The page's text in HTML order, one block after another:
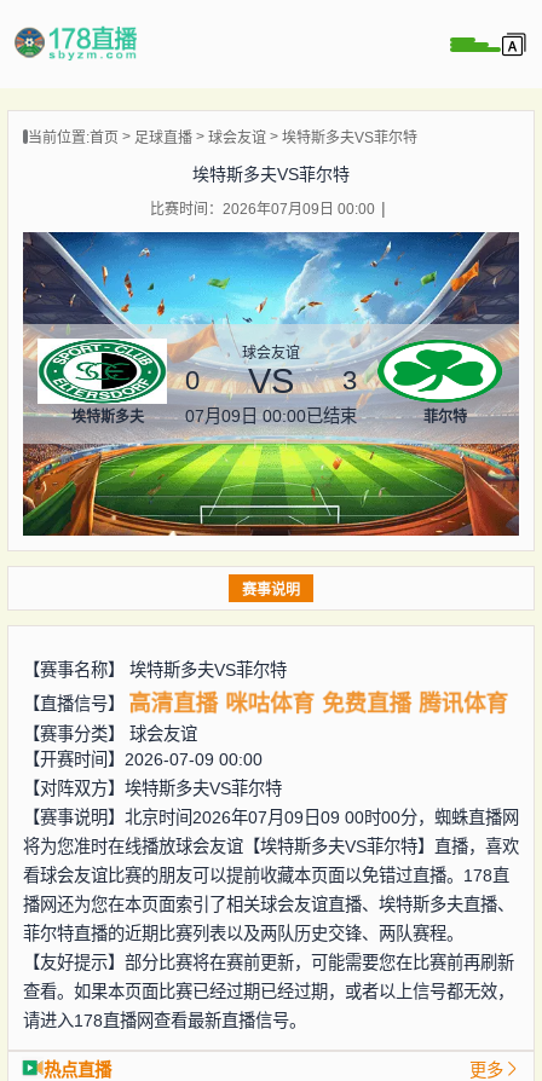
当前位置:首页 足球直播 球会友谊 埃特斯多夫VS菲尔特
埃特斯多夫VS菲尔特
比赛时间：2026年07月09日 00:00
埃特斯多夫
球会友谊
0 VS 3
07月09日 00:00已结束 菲尔特
赛事说明
【赛事名称】 埃特斯多夫VS菲尔特
【直播信号】
高清直播 咪咕体育 免费直播 腾讯体育
【赛事分类】 球会友谊
【开赛时间】2026-07-09 00:00
【对阵双方】 埃特斯多夫VS菲尔特
【赛事说明】北京时间2026年07月09日09 00时00分，蜘蛛直播网
将为您准时在线播放球会友谊【埃特斯多夫VS菲尔特】直播，喜欢
看球会友谊比赛的朋友可以提前收藏本页面以免错过直播。178直
播网还为您在本页面索引了相关球会友谊直播、埃特斯多夫直播、
菲尔特直播的近期比赛列表以及两队历史交锋、两队赛程。
【友好提示】部分比赛将在赛前更新，可能需要您在比赛前再刷新
查看。如果本页面比赛已经过期已经过期，或者以上信号都无效，
请进入178直播网查看最新直播信号。
热点直播 更多